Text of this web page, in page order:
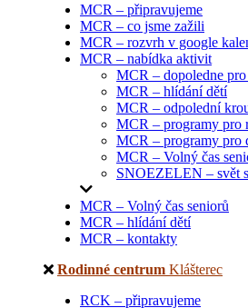
MCR – připravujeme
MCR – co jsme zažili
MCR – rozvrh v google
MCR – nabídka aktivit
MCR – dopoledne
MCR – hlídání dětí
MCR – odpolední
MCR – programy pro
MCR – programy pro
MCR – Volný čas
SNOEZELEN – svět
MCR – Volný čas seniorů
MCR – hlídání dětí
MCR – kontakty
Rodinné centrum Klášterec
RCK – připravujeme